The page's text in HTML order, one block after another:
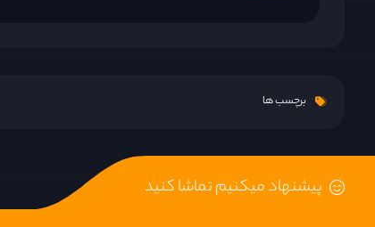
برچسب ها
پیشنهاد میکنیم تماشا کنید